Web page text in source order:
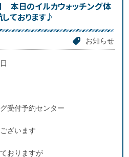
本日のイルカウォッチング体
ております♪
お知らせ
受付予約センター
ざいます
おりますが